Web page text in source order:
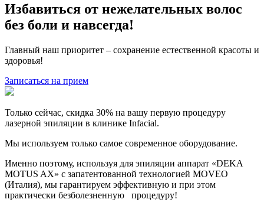
Избавиться от нежелательных волос
без боли и навсегда!
Главный наш приоритет – сохранение естественной красоты и
здоровья!
Записаться на прием
Только сейчас, скидка 30% на вашу первую процедуру
лазерной эпиляции в клинике Infacial.
Мы используем только самое современное оборудование.
Именно поэтому, используя для эпиляции аппарат «DEKA
MOTUS AX» с запатентованной технологией MOVEO
(Италия), мы гарантируем эффективную и при этом
практически безболезненную процедуру!